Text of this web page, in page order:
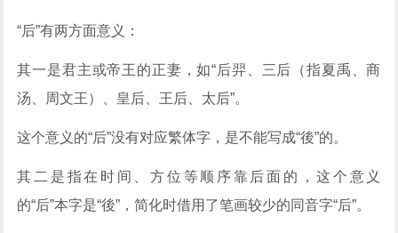
“后”有两方面意义：
其一是君主或帝王的正妻，如“后羿、三后（指夏禹、商
汤、周文王）、皇后、王后、太后”。
这个意义的“后”没有对应繁体字，是不能写成“後”的。
其二是指在时间、方位等顺序靠后面的，这个意义
的“后”本字是“後”，简化时借用了笔画较少的同音字“后”。